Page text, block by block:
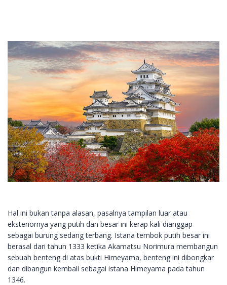
Hal ini bukan tanpa alasan, pasalnya tampilan luar atau
eksteriornya yang putih dan besar ini kerap kali dianggap
sebagai burung sedang terbang. Istana tembok putih besar ini
berasal dari tahun 1333 ketika Akamatsu Norimura membangun
sebuah benteng di atas bukti Himeyama, benteng ini dibongkar
dan dibangun kembali sebagai istana Himeyama pada tahun
1346.